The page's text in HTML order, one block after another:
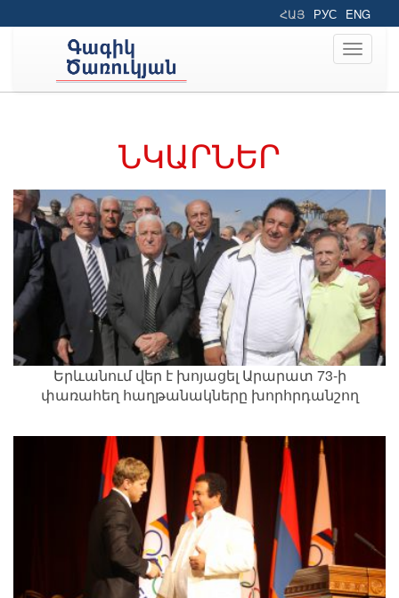
ՀԱՅ РУС ENG
Toggle
ՆԿԱՐՆԵՐ
Երևանում վեր է խոյացել Արարատ 73-ի
փառահեղ հաղթանակները խորհրդանշող